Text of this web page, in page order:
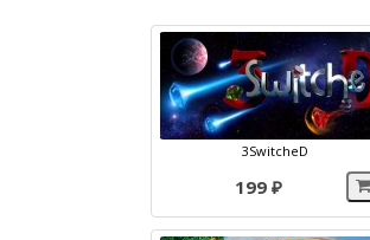
3SwitcheD
199 ₽